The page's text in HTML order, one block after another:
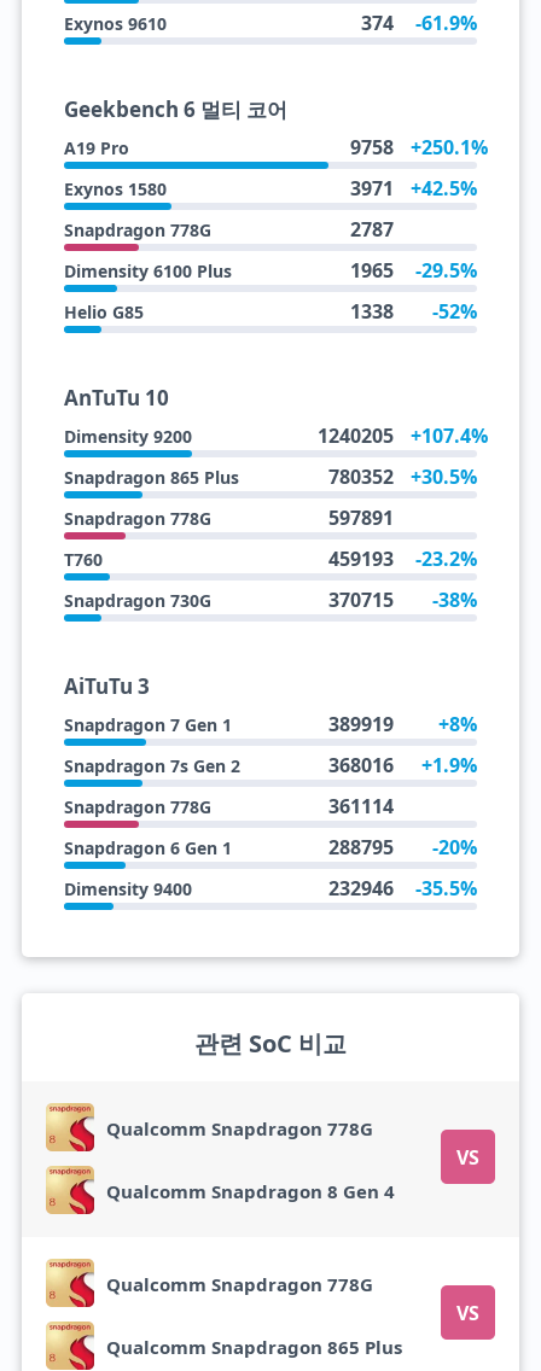
Exynos 9610 374 -61.9%
Geekbench 6 멀티 코어
A19 Pro 9758 +250.1%
Exynos 1580 3971 +42.5%
Snapdragon 778G 2787
Dimensity 6100 Plus 1965 -29.5%
Helio G85 1338 -52%
AnTuTu 10
Dimensity 9200 1240205 +107.4%
Snapdragon 865 Plus 780352 +30.5%
Snapdragon 778G 597891
T760 459193 -23.2%
Snapdragon 730G 370715 -38%
AiTuTu 3
Snapdragon 7 Gen 1 389919 +8%
Snapdragon 7s Gen 2 368016 +1.9%
Snapdragon 778G 361114
Snapdragon 6 Gen 1 288795 -20%
Dimensity 9400 232946 -35.5%
관련 SoC 비교
Qualcomm Snapdragon 778G
VS
Qualcomm Snapdragon 8 Gen 4
Qualcomm Snapdragon 778G
VS
Qualcomm Snapdragon 865 Plus